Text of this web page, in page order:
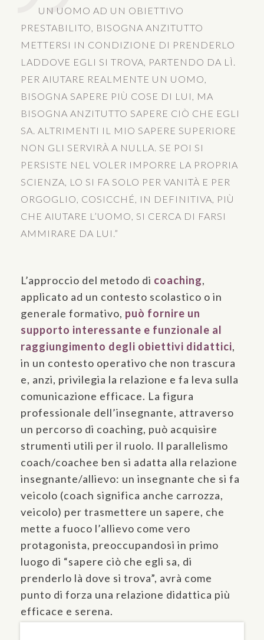
UN UOMO AD UN OBIETTIVO
PRESTABILITO, BISOGNA ANZITUTTO
METTERSI IN CONDIZIONE DI PRENDERLO
LADDOVE EGLI SI TROVA, PARTENDO DA LÌ.
PER AIUTARE REALMENTE UN UOMO,
BISOGNA SAPERE PIÙ COSE DI LUI, MA
BISOGNA ANZITUTTO SAPERE CIÒ CHE EGLI
SA. ALTRIMENTI IL MIO SAPERE SUPERIORE
NON GLI SERVIRÀ A NULLA. SE POI SI
PERSISTE NEL VOLER IMPORRE LA PROPRIA
SCIENZA, LO SI FA SOLO PER VANITÀ E PER
ORGOGLIO, COSICCHÉ, IN DEFINITIVA, PIÙ
CHE AIUTARE L’UOMO, SI CERCA DI FARSI
AMMIRARE DA LUI.”
L’approccio del metodo di coaching,
applicato ad un contesto scolastico o in
generale formativo, può fornire un
supporto interessante e funzionale al
raggiungimento degli obiettivi didattici,
in un contesto operativo che non trascura
e, anzi, privilegia la relazione e fa leva sulla
comunicazione efficace. La figura
professionale dell’insegnante, attraverso
un percorso di coaching, può acquisire
strumenti utili per il ruolo. Il parallelismo
coach/coachee ben si adatta alla relazione
insegnante/allievo: un insegnante che si fa
veicolo (coach significa anche carrozza,
veicolo) per trasmettere un sapere, che
mette a fuoco l’allievo come vero
protagonista, preoccupandosi in primo
luogo di “sapere ciò che egli sa, di
prenderlo là dove si trova”, avrà come
punto di forza una relazione didattica più
efficace e serena.